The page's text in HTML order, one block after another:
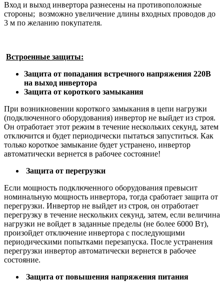
Вход и выход инвертора разнесены на противоположные
стороны; возможно увеличение длины входных проводов до
3 м по желанию покупателя.
Встроенные защиты:
Защита от попадания встречного напряжения 220В
на выход инвертора
Защита от короткого замыкания
При возникновении короткого замыкания в цепи нагрузки
(подключенного оборудования) инвертор не выйдет из строя.
Он отработает этот режим в течение нескольких секунд, затем
отключится и будет периодически пытаться запуститься. Как
только короткое замыкание будет устранено, инвертор
автоматически вернется в рабочее состояние!
Защита от перегрузки
Если мощность подключенного оборудования превысит
номинальную мощность инвертора, тогда сработает защита от
перегрузки. Инвертор не выйдет из строя, он отработает
перегрузку в течение нескольких секунд, затем, если величина
нагрузки не войдет в заданные пределы (не более 6000 Вт),
произойдет отключение инвертора с последующими
периодическими попытками перезапуска. После устранения
перегрузки инвертор автоматически вернется в рабочее
состояние.
Защита от повышения напряжения питания